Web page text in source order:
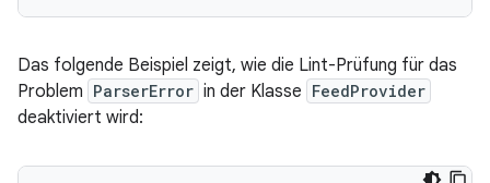
Das folgende Beispiel zeigt, wie die Lint-Prüfung für das
Problem ParserError in der Klasse FeedProvider
deaktiviert wird: